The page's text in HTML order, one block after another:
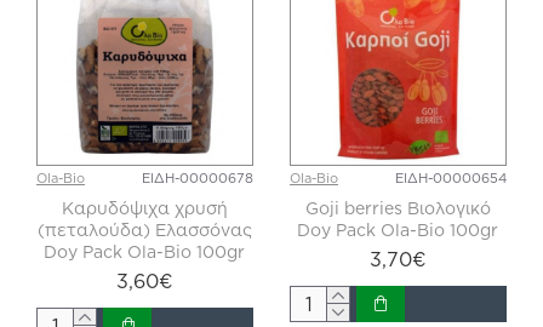
Ola-Bio ΕΙΔΗ-00000678
Καρυδόψιχα χρυσή
(πεταλούδα) Ελασσόνας
Doy Pack Ola-Bio 100gr
3,60€
Ola-Bio ΕΙΔΗ-00000654
Goji berries Βιολογικό
Doy Pack Ola-Bio 100gr
3,70€